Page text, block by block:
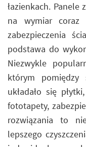
łazienkach.
na wymiar coraz
zabezpieczenia
podstawa do
Niezwykle
którym pomiędzy
układało się
fototapety,
rozwiązania to
lepszego